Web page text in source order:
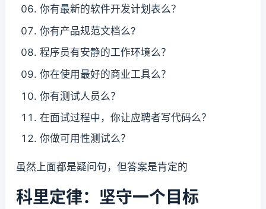
你有最新的软件开发计划表么？
你有产品规范文档么?
程序员有安静的工作环境么？
你在使用最好的商业工具么？
你有测试人员么？
在面试过程中，你让应聘者写代码么？
你做可用性测试么？
虽然上面都是疑问句，但答案是肯定的
科里定律：坚守一个目标